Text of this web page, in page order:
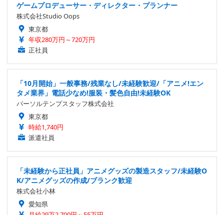
ゲームプロデューサー・ディレクター・プランナー
株式会社Studio Oops
東京都
年収280万円～720万円
正社員
「10月開始」一般事務/残業なし/未経験歓迎/「アニメ!エン
タメ業界」電話少なめ!服装・髪色自由!未経験OK
パーソルテンプスタッフ株式会社
東京都
時給1,740円
派遣社員
「未経験から正社員」アニメグッズの製造スタッフ/未経験O
K/アニメグッズの作成/ブランク歓迎
株式会社小林
愛知県